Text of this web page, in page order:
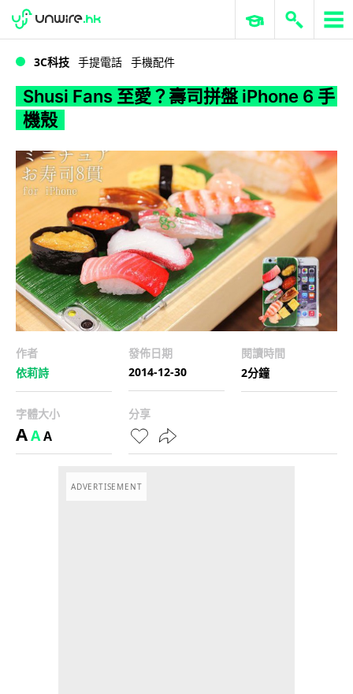
WWDC 2026 ERP 與商業 AI
3C科技 手提電話 手機配件
Shusi Fans 至愛？壽司拼盤 iPhone 6 手
機殼
作者
依莉詩
發佈日期
2014-12-30
閱讀時間
2分鐘
字體大小
AAA
分享
ADVERTISEMENT